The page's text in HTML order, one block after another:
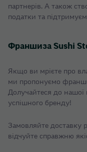
партнерів. А також
податки та
Франшиза Sushi
Якщо ви мрієте про
ми пропонуємо
Долучайтеся до нашої
успішного бренду!
Замовляйте доставку
відчуйте справжню